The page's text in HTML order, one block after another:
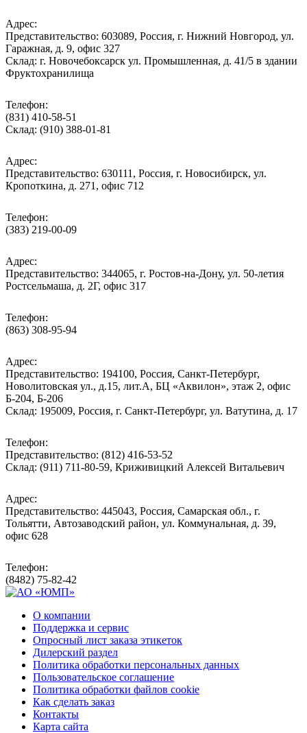
Адрес:
Представительство: 603089, Россия, г. Нижний Новгород, ул.
Гаражная, д. 9, офис 327
Склад: г. Новочебоксарск ул. Промышленная, д. 41/5 в здании
Фруктохранилища
Телефон:
(831) 410-58-51
Склад: (910) 388-01-81
Адрес:
Представительство: 630111, Россия, г. Новосибирск, ул.
Кропоткина, д. 271, офис 712
Телефон:
(383) 219-00-09
Адрес:
Представительство: 344065, г. Ростов-на-Дону, ул. 50-летия
Ростсельмаша, д. 2Г, офис 317
Телефон:
(863) 308-95-94
Адрес:
Представительство: 194100, Россия, Санкт-Петербург,
Новолитовская ул., д.15, лит.А, БЦ «Аквилон», этаж 2, офис
Б-204, Б-206
Склад: 195009, Россия, г. Санкт-Петербург, ул. Ватутина, д. 17
Телефон:
Представительство: (812) 416-53-52
Склад: (911) 711-80-59, Криживицкий Алексей Витальевич
Адрес:
Представительство: 445043, Россия, Самарская обл., г.
Тольятти, Автозаводский район, ул. Коммунальная, д. 39,
офис 628
Телефон:
(8482) 75-82-42
О компании
Поддержка и сервис
Опросный лист заказа этикеток
Дилерский раздел
Политика обработки персональных данных
Пользовательское соглашение
Политика обработки файлов cookie
Как сделать заказ
Контакты
Карта сайта